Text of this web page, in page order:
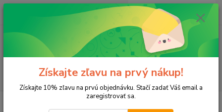
Menu
(Po-Pia, 8-17 hod.)
ks
za0 €
Získajte zľavu na prvý nákup!
Získajte 10% zľavu na prvú objednávku. Stačí zadať Váš email a
zaregistrovať sa.